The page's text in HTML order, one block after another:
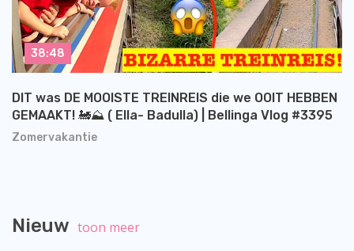
Zomervakantie
DIT was DE MOOISTE TREINREIS die we OOIT HEBBEN
GEMAAKT! 🚂⛰️ ( Ella- Badulla) | Bellinga Vlog #3395
38:48
Nieuw toon meer